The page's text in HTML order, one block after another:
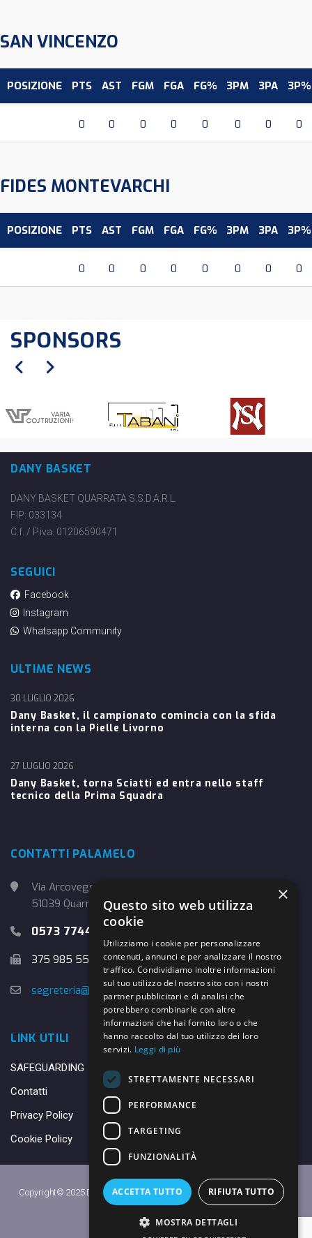
SAN VINCENZO
POSIZIONE PTS AST FGM FGA FG% 3PM 3PA 3P%
0 0 0 0 0 0 0 0
FIDES MONTEVARCHI
POSIZIONE PTS AST FGM FGA FG% 3PM 3PA 3P%
0 0 0 0 0 0 0 0
SPONSORS
DANY BASKET
DANY BASKET QUARRATA S.S.D.A.R.L.
FIP: 033134
C.f. / P.iva: 01206590471
SEGUICI
Facebook
Instagram
Whatsapp Community
ULTIME NEWS
Dany Basket, il campionato comincia con la sfida
interna con la Pielle Livorno
30 LUGLIO 2026
Dany Basket, torna Sciatti ed entra nello staff
tecnico della Prima Squadra
27 LUGLIO 2026
CONTATTI PALAMELO
Via Arcoveggio, 4
51039 Quarrata (PT)
0573 774457
375 985 5526
segreteria@danybasket.it
LINK UTILI
SAFEGUARDING
Contatti
Privacy Policy
Cookie Policy
Copyright© 2025 DANY BASKET QUARRATA S.S.D.A.R.L. -Privacy Policy
Made with ♥ by
×
Questo sito web utilizza
cookie
Utilizziamo i cookie per personalizzare
contenuti, annunci e per analizzare il nostro
traffico. Condividiamo inoltre informazioni
sul tuo utilizzo del nostro sito con i nostri
partner pubblicitari e di analisi che
potrebbero combinarle con altre
informazioni che hai fornito loro o che
hanno raccolto dal tuo utilizzo dei loro
servizi. Leggi di più
STRETTAMENTE NECESSARI
PERFORMANCE
TARGETING
FUNZIONALITÀ
ACCETTA TUTTO RIFIUTA TUTTO
MOSTRA DETTAGLI